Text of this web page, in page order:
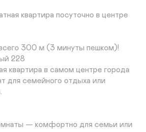
квартира посуточно в центре
300 м (3 минуты пешком)!
228
квартира в самом центре города
для семейного отдыха или
— комфортно для семьи или